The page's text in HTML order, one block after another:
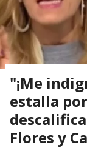
"¡Me
estalla
Flores y